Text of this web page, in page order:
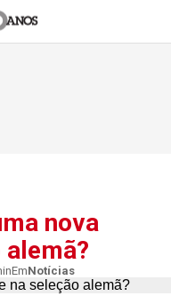
nova
alemã?
EmNotícias